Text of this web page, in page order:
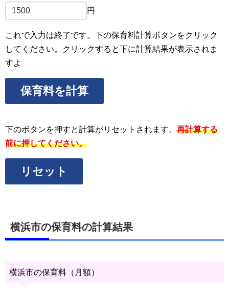
円
これで入力は終了です。下の保育料計算ボタンをクリック
してください。クリックすると下に計算結果が表示されま
すよ
保育料を計算
下のボタンを押すと計算がリセットされます。 再計算する
前に押してください。
リセット
横浜市の保育料の計算結果
横浜市の保育料（月額）